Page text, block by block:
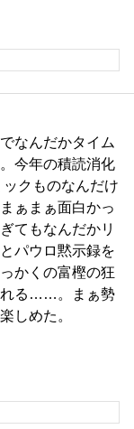
なんだかタイム
今年の積読消化
クものなんだけ
ぁまぁ面白かっ
てもなんだかリ
パウロ黙示録を
かくの富樫の狂
れる……。まぁ勢
しめた。